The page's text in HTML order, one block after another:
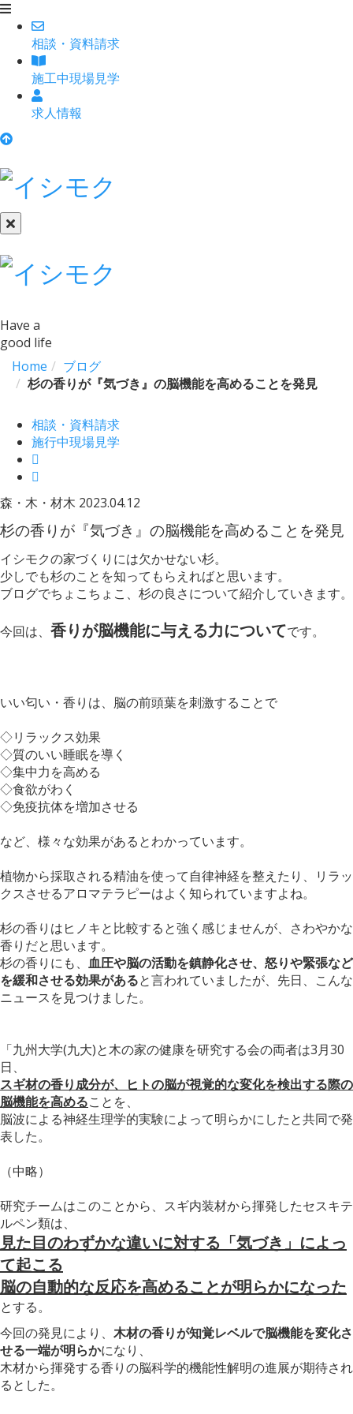
相談 ・ 資料請求
施工中現場見学
求人情報
Have a
good life
Home
ブログ
杉の香りが『気づき』の脳機能を⾼めることを発見
相談・資料請求
施行中現場見学
森・木・材木 2023.04.12
杉の香りが『気づき』の脳機能を⾼めることを発見
イシモクの家づくりには欠かせない杉。
少しでも杉のことを知ってもらえればと思います。
ブログでちょこちょこ、杉の良さについて紹介していきます。
今回は、 香りが脳機能に与える力についてです。
いい匂い・香りは、脳の前頭葉を刺激することで
◇リラックス効果
◇質のいい睡眠を導く
◇集中力を高める
◇食欲がわく
◇免疫抗体を増加させる
など、様々な効果があるとわかっています。
植物から採取される精油を使って自律神経を整えたり、リラッ
クスさせるアロマテラピーはよく知られていますよね。
杉の香りはヒノキと比較すると強く感じませんが、さわやかな
香りだと思います。
杉の香りにも、 血圧や脳の活動を鎮静化させ、怒りや緊張など
を緩和させる効果があると言われていましたが、先日、こんな
ニュースを見つけました。
「九州大学(九大)と木の家の健康を研究する会の両者は3月30
日、
スギ材の香り成分が、
ヒトの脳が視覚的な変化を検出する際の
脳機能を高めることを、
脳波による神経生理学的実験によって明らかにしたと共同で発
表した。
（中略）
研究チームはこのことから、スギ内装材から揮発したセスキテ
ルペン類は、
見た目のわずかな違いに対する「気づき」によっ
て起こる
脳の自動的な反応を高めることが明らかになった
とする。
今回の発見により、 木材の香りが知覚レベルで脳機能を変化さ
せる一端が明らかになり、
木材から揮発する香りの脳科学的機能性解明の進展が期待され
るとした。